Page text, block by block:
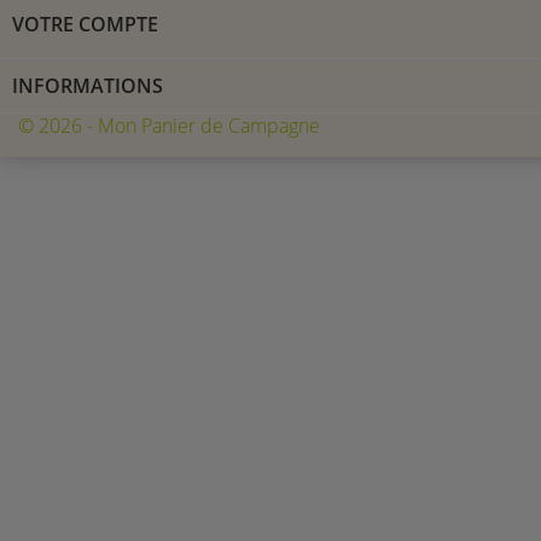
VOTRE COMPTE
INFORMATIONS
© 2026 - Mon Panier de Campagne